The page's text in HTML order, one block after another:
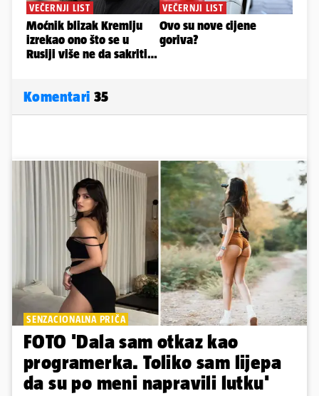
Komentari 35
SENZACIONALNA PRIČA
FOTO 'Dala sam otkaz kao
programerka. Toliko sam lijepa
da su po meni napravili lutku'